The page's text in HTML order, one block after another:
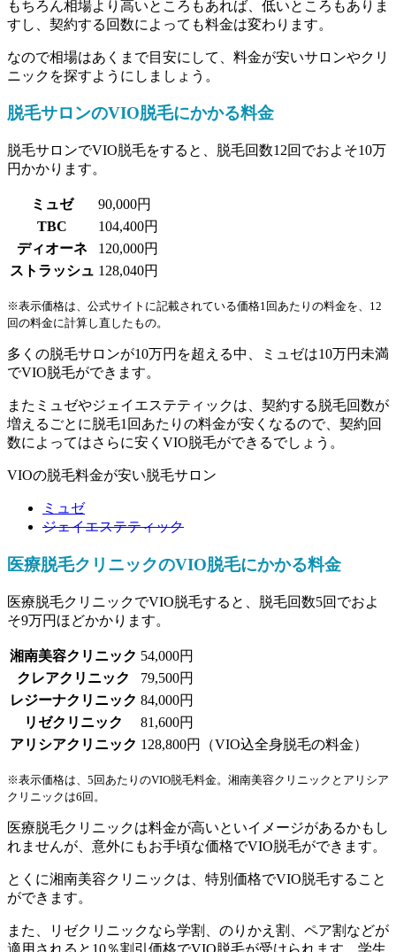
もちろん相場より高いところもあれば、低いところもありま
すし、契約する回数によっても料金は変わります。
なので相場はあくまで目安にして、料金が安いサロンやクリ
ニックを探すようにしましょう。
脱毛サロンのVIO脱毛にかかる料金
脱毛サロンでVIO脱毛をすると、脱毛回数12回 でおよそ10万
円かかります。
ミュゼ
90,000円
TBC
104,400円
ディオーネ
120,000円
ストラッシュ 128,040円
※表示価格は、公式サイトに記載されている価格1回あたりの料金を、12
回の料金に計算し直したもの。
多くの脱毛サロンが10万円を超える中、 ミュゼは10万円未満
でVIO脱毛ができます。
またミュゼやジェイエステティックは、契約する脱毛回数が
増えるごとに脱毛1回あたりの料金が安くなるので、契約回
数によってはさらに安くVIO脱毛ができるでしょう。
VIOの脱毛料金が安い脱毛サロン
ミュゼ
ジェイエステティック
医療脱毛クリニックのVIO脱毛にかかる料金
医療脱毛クリニックでVIO脱毛すると、脱毛回数5回 でおよ
そ9万円ほどかかります。
湘南美容クリニック 54,000円
クレアクリニック
79,500円
レジーナクリニック 84,000円
リゼクリニック
81,600円
アリシアクリニック 128,800円（VIO込全身脱毛の料金）
※表示価格は、5回あたりのVIO脱毛料金。湘南美容クリニックとアリシア
クリニックは6回。
医療脱毛クリニックは料金が高いといイメージがあるかもし
れませんが、意外にもお手頃な価格でVIO脱毛ができます。
とくに湘南美容クリニックは、特別価格でVIO脱毛すること
ができます。
また、リゼクリニックなら学割、のりかえ割、ペア割などが
適用されると10％割引価格でVIO脱毛が受けられます。学生